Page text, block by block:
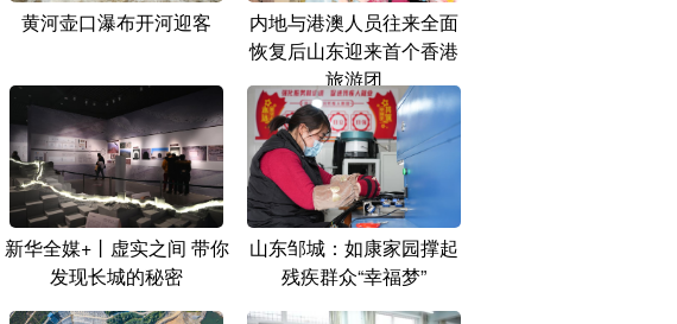
黄河壶口瀑布开河迎客
内地与港澳人员往来全面
恢复后山东迎来首个香港
旅游团
新华全媒+丨虚实之间 带你
发现长城的秘密
山东邹城：如康家园撑起
残疾群众“幸福梦”